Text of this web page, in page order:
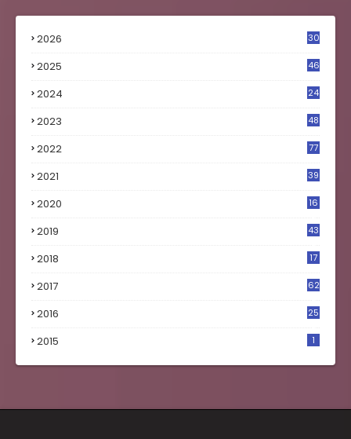
2026 30
2025 46
2024 24
2023
48
2022 77
2021 39
2020
16
2019
43
2018
17
2017
62
2016
25
2015 1